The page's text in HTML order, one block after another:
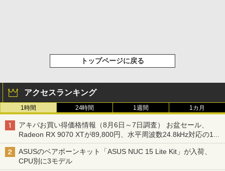
トップページに戻る
アクセスランキング
1時間 24時間 1週間 1カ月
アキバお買い得価格情報（8月6日～7日調査） お盆セール、
Radeon RX 9070 XTが89,800円、水平周波数24.8kHz対応の17
型モニターが9,801円、暑さ指数連動セール ほか
ASUSのベアボーンキット「ASUS NUC 15 Lite Kit」が入荷、
CPU別に3モデル